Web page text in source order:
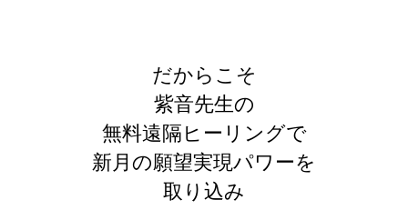
だからこそ
紫音先生の
無料遠隔ヒーリングで
新月の願望実現パワーを
取り込み